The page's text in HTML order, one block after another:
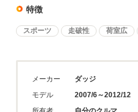
特徴
スポーツ 走破性 荷室広
メーカー
ダッジ
モデル
2007/6～2012/12